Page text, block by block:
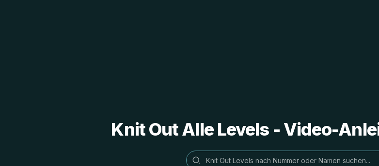
Knit Out Alle Levels - Video-